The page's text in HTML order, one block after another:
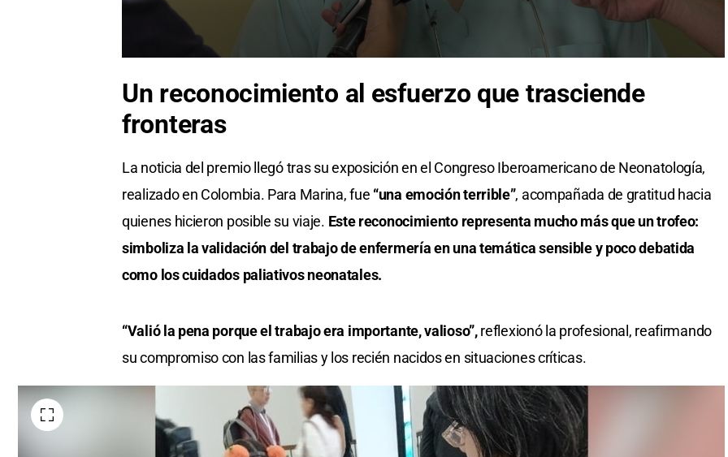
Un reconocimiento al esfuerzo que trasciende
fronteras
La noticia del premio llegó tras su exposición en el Congreso Iberoamericano de Neonatología,
realizado en Colombia. Para Marina, fue “una emoción terrible”, acompañada de gratitud hacia
quienes hicieron posible su viaje. Este reconocimiento representa mucho más que un trofeo:
simboliza la validación del trabajo de enfermería en una temática sensible y poco debatida
como los cuidados paliativos neonatales.
“Valió la pena porque el trabajo era importante, valioso”,reflexionó la profesional, reafirmando
su compromiso con las familias y los recién nacidos en situaciones críticas.